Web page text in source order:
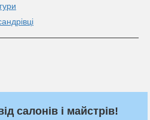
салонів і майстрів!